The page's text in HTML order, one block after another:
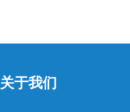
关于我们